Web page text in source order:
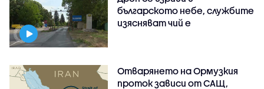
българското небе, службите
изясняват чий е
Отварянето на Ормузкия
проток зависи от САЩ,